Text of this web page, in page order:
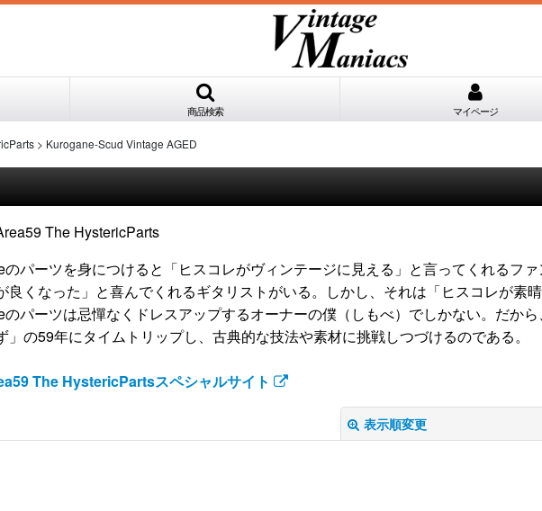
商品検索 マイページ
> Kurogane-Scud Vintage AGED
のパーツを身につけると「ヒスコレがヴィンテージに見える」と言ってくれるフ
良くなった」と喜んでくれるギタリストがいる。しかし、それは「ヒスコレが素
のパーツは忌憚なくドレスアップするオーナーの僕（しもべ）でしかない。だか
」の59年にタイムトリップし、古典的な技法や素材に挑戦しつづけるのである。
The HystericPartsスペシャルサイト
表示順変更